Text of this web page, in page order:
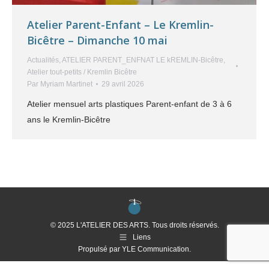
Atelier Parent-Enfant – Le Kremlin-
Bicêtre – Dimanche 10 mai
Actualités ATELIER PARENT_ENFNAT LE kREMLIN-Bicêtre
Atelier tout-petits / Kremlin Bicêtre
Par Myriam Martinet 29 avril 2026
Atelier mensuel arts plastiques Parent-enfant de 3 à 6
ans le Kremlin-Bicêtre
© 2025 L'ATELIER DES ARTS. Tous droits réservés.
Liens
Propulsé par YLE Communication